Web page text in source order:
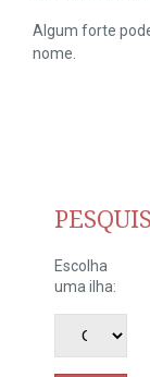
Algum forte
nome.
Escolha
uma ilha: